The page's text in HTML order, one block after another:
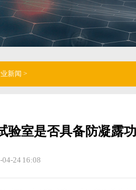
新闻 >
验室是否具备防凝露
24 16:08